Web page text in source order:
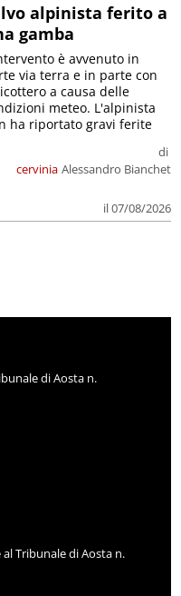
alpinista ferito a
gamba
cervinia
di
Alessandro Bianchet
il 07/08/2026
è avvenuto in
via terra e in parte con
a causa delle
meteo. L'alpinista
ha riportato gravi ferite
di Aosta n.
Tribunale di Aosta n.